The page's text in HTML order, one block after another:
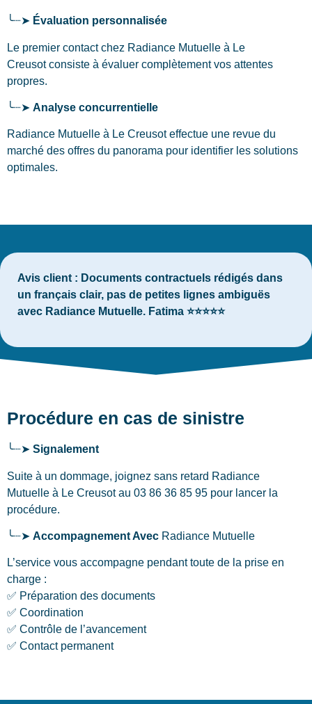
╰┈➤ Évaluation personnalisée
Le premier contact chez Radiance Mutuelle à Le
Creusotconsiste à évaluer complètement vos attentes
propres.
╰┈➤ Analyse concurrentielle
Radiance Mutuelle à Le Creusot effectue une revue du
marché des offres du panorama pour identifier les solutions
optimales.
Avis client : Documents contractuels rédigés dans
un français clair, pas de petites lignes ambiguës
avec Radiance Mutuelle. Fatima ⭐⭐⭐⭐⭐
Procédure en cas de sinistre
╰┈➤ Signalement
Suite à un dommage, joignez sans retard Radiance
Mutuelle à Le Creusotau 03 86 36 85 95 pour lancer la
procédure.
╰┈➤ Accompagnement Avec Radiance Mutuelle
L’service vous accompagne pendant toute de la prise en
charge :
✅ Préparation des documents
✅ Coordination
✅ Contrôle de l’avancement
✅ Contact permanent